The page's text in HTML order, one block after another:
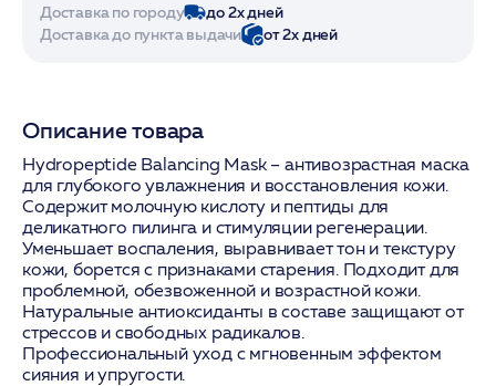
Доставка по городу
до 2х дней
Доставка до пункта выдачи
от 2х дней
Описание товара
Hydropeptide Balancing Mask – антивозрастная маска
для глубокого увлажнения и восстановления кожи.
Содержит молочную кислоту и пептиды для
деликатного пилинга и стимуляции регенерации.
Уменьшает воспаления, выравнивает тон и текстуру
кожи, борется с признаками старения. Подходит для
проблемной, обезвоженной и возрастной кожи.
Натуральные антиоксиданты в составе защищают от
стрессов и свободных радикалов.
Профессиональный уход с мгновенным эффектом
сияния и упругости.